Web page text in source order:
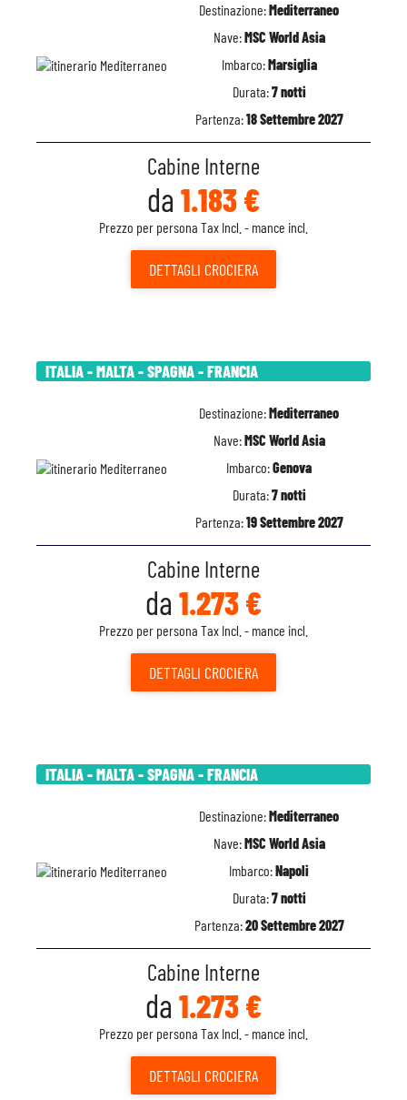
Destinazione:Mediterraneo
Nave:MSC World Asia
Imbarco:Marsiglia
Durata:7 notti
Partenza:18 Settembre 2027
Cabine Interne
da 1.183 €
Prezzo per persona Tax Incl. - mance incl.
DETTAGLI CROCIERA
ITALIA - MALTA - SPAGNA - FRANCIA
Destinazione:Mediterraneo
Nave:MSC World Asia
Imbarco:Genova
Durata:7 notti
Partenza:19 Settembre 2027
Cabine Interne
da 1.273 €
Prezzo per persona Tax Incl. - mance incl.
DETTAGLI CROCIERA
ITALIA - MALTA - SPAGNA - FRANCIA
Destinazione:Mediterraneo
Nave:MSC World Asia
Imbarco:Napoli
Durata:7 notti
Partenza:20 Settembre 2027
Cabine Interne
da 1.273 €
Prezzo per persona Tax Incl. - mance incl.
DETTAGLI CROCIERA